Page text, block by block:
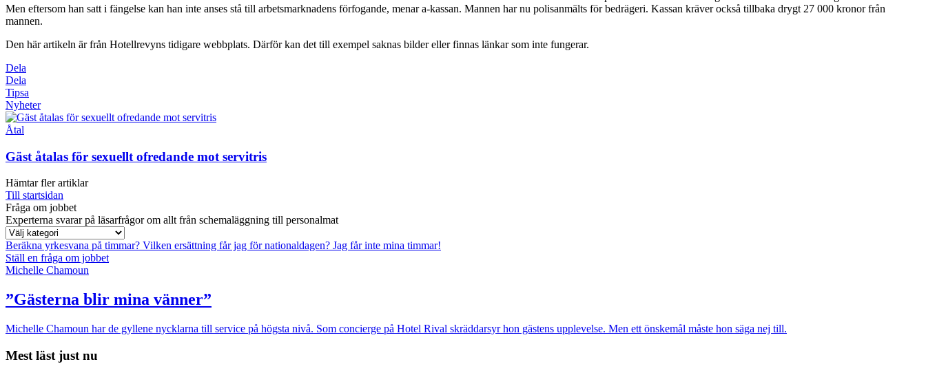
Men eftersom han satt i fängelse kan han inte anses stå till arbetsmarknadens förfogande, menar a-kassan. Mannen har nu polisanmälts för bedrägeri. Kassan kräver också tillbaka drygt 27 000 kronor från
mannen.
Den här artikeln är från Hotellrevyns tidigare webbplats. Därför kan det till exempel saknas bilder eller finnas länkar som inte fungerar.
Dela
Dela
Tipsa
Nyheter
Åtal
Gäst åtalas för sexuellt ofredande mot servitris
Hämtar fler artiklar
Till startsidan
Fråga om jobbet
Experterna svarar på läsarfrågor om allt från schemaläggning till personalmat
Beräkna yrkesvana på timmar? Vilken ersättning får jag för nationaldagen? Jag får inte mina timmar!
Ställ en fråga om jobbet
Michelle Chamoun
”Gästerna blir mina vänner”
Michelle Chamoun har de gyllene nycklarna till service på högsta nivå. Som concierge på Hotel Rival skräddarsyr hon gästens upp­levelse. Men ett önskemål måste hon säga nej till.
Mest läst just nu